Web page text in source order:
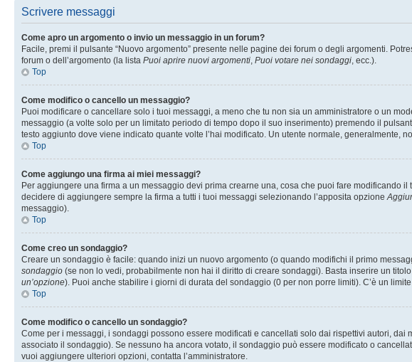
Scrivere messaggi
Come apro un argomento o invio un messaggio in un forum?
Facile, premi il pulsante “Nuovo argomento” presente nelle pagine dei forum o degli argomenti.
forum o dell’argomento (la lista Puoi aprire nuovi argomenti, Puoi votare nei sondaggi, ecc.).
Top
Come modifico o cancello un messaggio?
Puoi modificare o cancellare solo i tuoi messaggi, a meno che tu non sia un amministratore o un
messaggio (a volte solo per un limitato periodo di tempo dopo il suo inserimento) premendo il
testo aggiunto dove viene indicato quante volte l’hai modificato. Un utente normale, generalmente,
Top
Come aggiungo una firma ai miei messaggi?
Per aggiungere una firma a un messaggio devi prima crearne una, cosa che puoi fare modificando
decidere di aggiungere sempre la firma a tutti i tuoi messaggi selezionando l’apposita opzione
messaggio).
Top
Come creo un sondaggio?
Creare un sondaggio è facile: quando inizi un nuovo argomento (o quando modifichi il primo
sondaggio (se non lo vedi, probabilmente non hai il diritto di creare sondaggi). Basta inserire un
un’opzione). Puoi anche stabilire i giorni di durata del sondaggio (0 per non porre limiti). C’è un
Top
Come modifico o cancello un sondaggio?
Come per i messaggi, i sondaggi possono essere modificati e cancellati solo dai rispettivi autori,
associato il sondaggio). Se nessuno ha ancora votato, il sondaggio può essere modificato o
vuoi aggiungere ulteriori opzioni, contatta l’amministratore.